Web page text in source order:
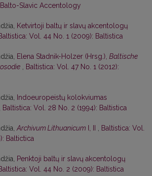
Slavic Accentology
Ketvirtoji baltų ir slavų akcentologų
Vol. 44 No. 1 (2009): Baltistica
Elena Stadnik-Holzer (Hrsg.), Baltische
, Baltistica: Vol. 47 No. 1 (2012):
Indoeuropeistų kolokviumas
Baltistica: Vol. 28 No. 2 (1994): Baltistica
Archivum Lithuanicum I, II , Baltistica: Vol.
Baltictica
Penktoji baltų ir slavų akcentologų
Vol. 44 No. 2 (2009): Baltistica